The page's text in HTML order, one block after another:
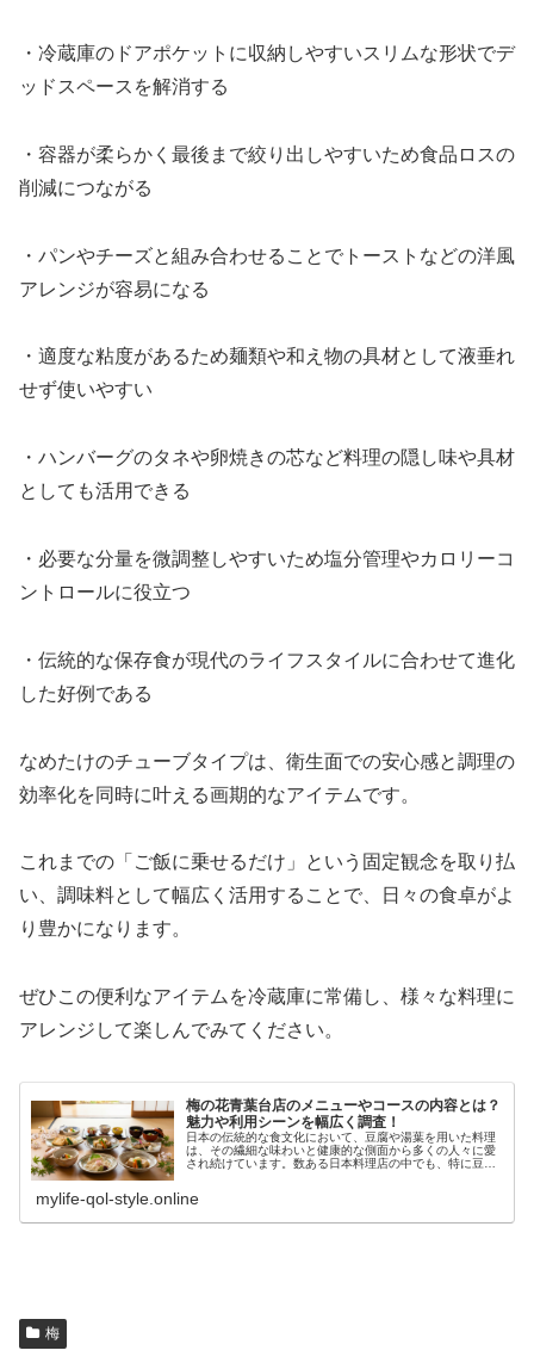
・冷蔵庫のドアポケットに収納しやすいスリムな形状でデ
ッドスペースを解消する
・容器が柔らかく最後まで絞り出しやすいため食品ロスの
削減につながる
・パンやチーズと組み合わせることでトーストなどの洋風
アレンジが容易になる
・適度な粘度があるため麺類や和え物の具材として液垂れ
せず使いやすい
・ハンバーグのタネや卵焼きの芯など料理の隠し味や具材
としても活用できる
・必要な分量を微調整しやすいため塩分管理やカロリーコ
ントロールに役立つ
・伝統的な保存食が現代のライフスタイルに合わせて進化
した好例である
なめたけのチューブタイプは、衛生面での安心感と調理の
効率化を同時に叶える画期的なアイテムです。
これまでの「ご飯に乗せるだけ」という固定観念を取り払
い、調味料として幅広く活用することで、日々の食卓がよ
り豊かになります。
ぜひこの便利なアイテムを冷蔵庫に常備し、様々な料理に
アレンジして楽しんでみてください。
梅の花青葉台店のメニューやコースの内容とは？
魅力や利用シーンを幅広く調査！
日本の伝統的な食文化において、豆腐や湯葉を用いた料理
は、その繊細な味わいと健康的な側面から多くの人々に愛
され続けています。数ある日本料理店の中でも、特に豆腐
mylife-qol-style.online
梅